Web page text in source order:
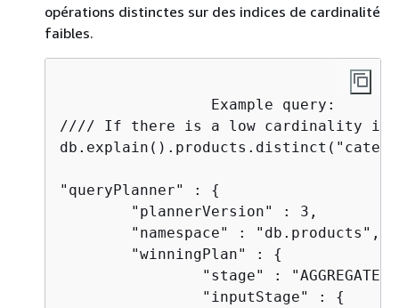
opérations distinctes sur des indices de cardinalité
faibles.
                 Example query:
//// If there is a low cardinality
"queryPlanner" : {
        "plannerVersion" : 3,
        "namespace" : "db.products",
        "winningPlan" :
{
                "stage" : "AGGREGATE",
                "inputStage" :
{